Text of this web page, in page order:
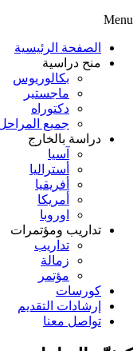
Menu
الصفحة الرئيسية
منح دراسية
بكالوريوس
ماجستير
دكتوراه
جميع
دراسة بالخارج
آسيا
أستراليا
أفريقيا
أمريكا
اوروبا
تداريب ومؤتمرات
تداريب
زمالة
مؤتمر
كورسات
إرشادات التقديم
تواصل معنا